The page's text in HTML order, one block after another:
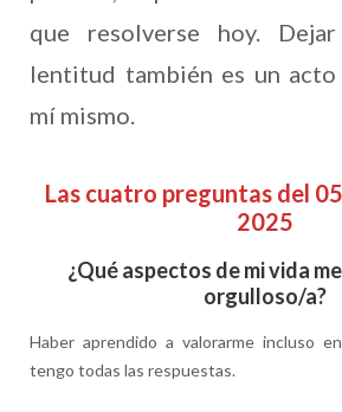
que resolverse hoy.
lentitud también es un acto
mí mismo.
Las cuatro preguntas del 05
2025
¿Qué aspectos de mi vida
orgulloso/a?
Haber aprendido a valorarme incluso
tengo todas las respuestas.